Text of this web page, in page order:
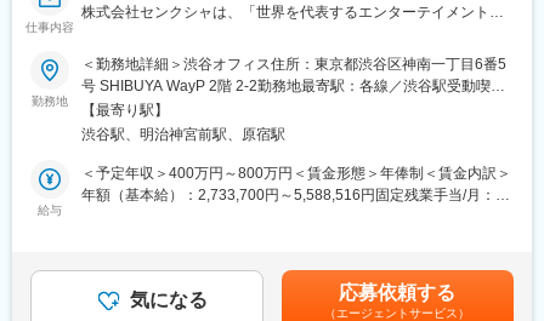
■魅力
社内外問わず多くの人と協力して一つのイベントを成功まで導き
ます。当社は1社のお客様に対してチームで担当し、専門性高くお
客様に深く入り込んだ価値提供を行う事も特徴です。
＼新しいスキルを身につける／
当ポジションは「予算管理」「チームマネジメント」など、より
上流工程に携わることが出来ます。また様々な業界・企業が顧客
・年間休日122日(土日祝休)・残業時間は月平均20時間程度です。
仕事内容
株式会社センクシャは、「世界を代表するエンターテイメント創
ゼロから創造・設計・構築・運営する集団です。
本ポジションは、セールス／PMチームの実務・積算・事務全般を
支える縁の下の力持ちとして、現場運営の品質とスピードを支援
する存在です。
急成長する組織の中で、プロジェクトマネージャーと二人三脚で
動き、よりよい現場づくりを“仕組みと支援”で実現する重要なポジ
ションです。
るエンタメ空間において、セールス／PMが統括するプロジェクト
は、極めて多岐にわたります。
あなたには、見積や積算、図面や資料の整理、現場管理支援、社
勤務地
＜勤務地詳細＞渋谷オフィス住所：東京都渋谷区神南一丁目6番5
号 SHIBUYA WayP 2階 2-2勤務地最寄駅：各線／渋谷駅受動喫煙
対策：敷地内全面禁煙変更の範囲：会社の定める事業所
【最寄り駅】
渋谷駅、明治神宮前駅、原宿駅
給与
＜予定年収＞400万円～800万円＜賃金形態＞年俸制＜賃金内訳＞
年額（基本給）：2,733,700円～5,588,516円固定残業手当/月：
金はあくまでも目安の金額であり、選考を通じて上下する可能性
があります。月給(月額)は固定手当を含めた表記です。
気になる 応募依頼する
（エージェントサービス）